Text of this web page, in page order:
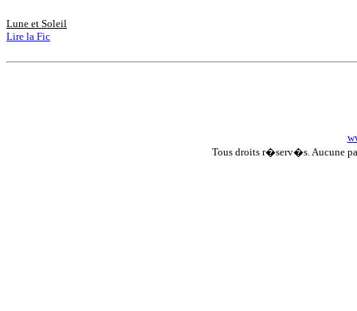
Lune et Soleil
Lire la Fic
Tous droits r�serv�s. Aucune